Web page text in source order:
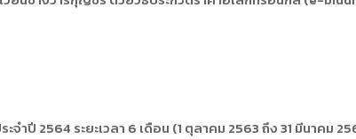
ำปี 2564 ระยะเวลา 6 เดือน (1 ตุลาคม 2563 ถึง 31 มีนาคม